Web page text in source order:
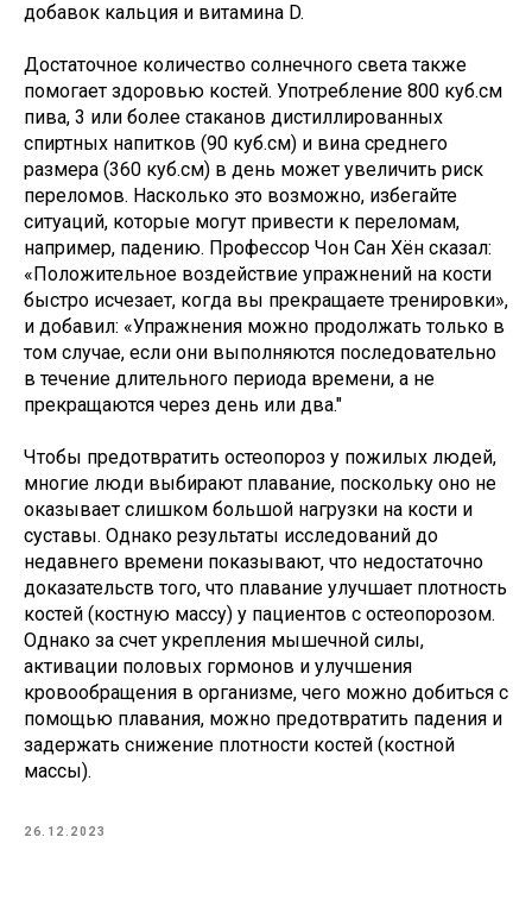
добавок кальция и витамина D.
Достаточное количество солнечного света также
помогает здоровью костей. Употребление 800 куб.см
пива, 3 или более стаканов дистиллированных
спиртных напитков (90 куб.см) и вина среднего
размера (360 куб.см) в день может увеличить риск
переломов. Насколько это возможно, избегайте
ситуаций, которые могут привести к переломам,
например, падению. Профессор Чон Сан Хён сказал:
«Положительное воздействие упражнений на кости
быстро исчезает, когда вы прекращаете тренировки»,
и добавил: «Упражнения можно продолжать только в
том случае, если они выполняются последовательно
в течение длительного периода времени, а не
прекращаются через день или два."
Чтобы предотвратить остеопороз у пожилых людей,
многие люди выбирают плавание, поскольку оно не
оказывает слишком большой нагрузки на кости и
суставы. Однако результаты исследований до
недавнего времени показывают, что недостаточно
доказательств того, что плавание улучшает плотность
костей (костную массу) у пациентов с остеопорозом.
Однако за счет укрепления мышечной силы,
активации половых гормонов и улучшения
кровообращения в организме, чего можно добиться с
помощью плавания, можно предотвратить падения и
задержать снижение плотности костей (костной
массы).
26.12.2023